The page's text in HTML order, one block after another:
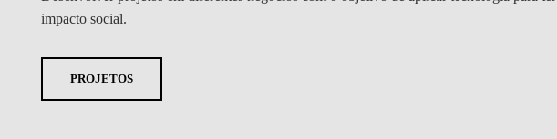
impacto social.
PROJETOS